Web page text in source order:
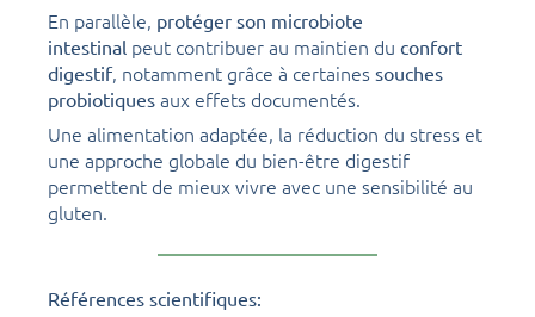
En parallèle, protéger son microbiote
intestinal peut contribuer au maintien du confort
digestif, notamment grâce à certaines souches
probiotiques aux effets documentés.
Une alimentation adaptée, la réduction du stress et
une approche globale du bien-être digestif
permettent de mieux vivre avec une sensibilité au
gluten.
Références scientifiques: